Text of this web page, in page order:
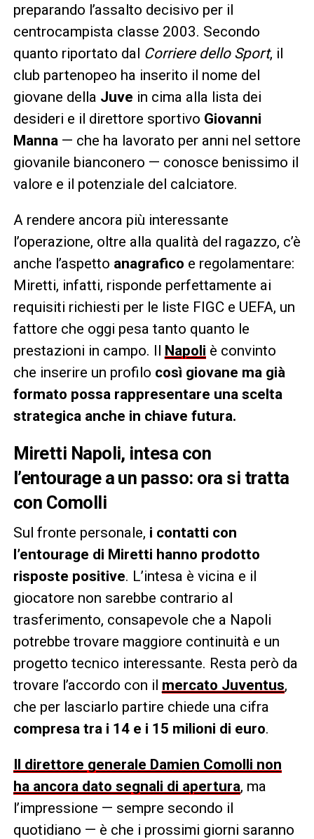
preparando l’assalto decisivo per il
centrocampista classe 2003. Secondo
quanto riportato dal Corriere dello Sport, il
club partenopeo ha inserito il nome del
giovane della Juve in cima alla lista dei
desideri e il direttore sportivo Giovanni
Manna— che ha lavorato per anni nel settore
giovanile bianconero — conosce benissimo il
valore e il potenziale del calciatore.
A rendere ancora più interessante
l’operazione, oltre alla qualità del ragazzo, c’è
anche l’aspetto anagrafico e regolamentare:
Miretti, infatti, risponde perfettamente ai
requisiti richiesti per le liste FIGC e UEFA, un
fattore che oggi pesa tanto quanto le
prestazioni in campo. Il Napoli è convinto
che inserire un profilo così giovane ma già
formato possa rappresentare una scelta
strategica anche in chiave futura.
Miretti Napoli, intesa con
l’entourage a un passo: ora si tratta
con Comolli
Sul fronte personale, i contatti con
l’entourage di Miretti hanno prodotto
risposte positive. L’intesa è vicina e il
giocatore non sarebbe contrario al
trasferimento, consapevole che a Napoli
potrebbe trovare maggiore continuità e un
progetto tecnico interessante. Resta però da
trovare l’accordo con il mercato Juventus,
che per lasciarlo partire chiede una cifra
compresa tra i 14 e i 15 milioni di euro.
Il direttore generale Damien Comolli non
ha ancora dato segnali di apertura, ma
l’impressione — sempre secondo il
quotidiano — è che i prossimi giorni saranno